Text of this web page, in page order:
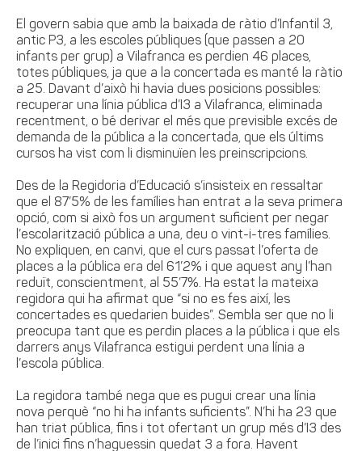
El govern sabia que amb la baixada de ràtio d’Infantil 3,
antic P3, a les escoles públiques (que passen a 20
infants per grup) a Vilafranca es perdien 46 places,
totes públiques, ja que a la concertada es manté la ràtio
a 25. Davant d’això hi havia dues posicions possibles:
recuperar una línia pública d’I3 a Vilafranca, eliminada
recentment, o bé derivar el més que previsible excés de
demanda de la pública a la concertada, que els últims
cursos ha vist com li disminuïen les preinscripcions.
Des de la Regidoria d’Educació s’insisteix en ressaltar
que el 87’5% de les famílies han entrat a la seva primera
opció, com si això fos un argument suficient per negar
l’escolarització pública a una, deu o vint-i-tres famílies.
No expliquen, en canvi, que el curs passat l’oferta de
places a la pública era del 61’2% i que aquest any l’han
reduït, conscientment, al 55’7%. Ha estat la mateixa
regidora qui ha afirmat que “si no es fes així, les
concertades es quedarien buides”. Sembla ser que no li
preocupa tant que es perdin places a la pública i que els
darrers anys Vilafranca estigui perdent una línia a
l’escola pública.
La regidora també nega que es pugui crear una línia
nova perquè “no hi ha infants suficients”. N’hi ha 23 que
han triat pública, fins i tot ofertant un grup més d’I3 des
de l’inici fins n’haguessin quedat 3 a fora. Havent